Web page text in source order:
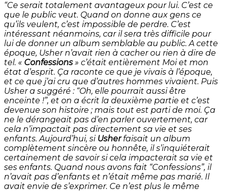
“Ce serait totalement avantageux pour lui. C’est ce
que le public veut. Quand on donne aux gens ce
qu’ils veulent, c’est impossible de perdre. C’est
intéressant néanmoins, car il sera très difficile pour
lui de donner un album semblable au public. A cette
époque, Usher n’avait rien à cacher ou rien à dire de
tel. « Confessions» c’était entièrement Moi et mon
état d’esprit. Ça raconte ce que je vivais à l’époque,
et ce que j’ai cru que d’autres hommes vivaient. Puis
Usher a suggéré : “Oh, elle pourrait aussi être
enceinte !”, et on a écrit la deuxième partie et c’est
devenue son histoire ; mais tout est parti de moi. Ça
ne le dérangeait pas d’en parler ouvertement, car
cela n’impactait pas directement sa vie et ses
enfants. Aujourd’hui, si Usherfaisait un album
complètement sincère ou honnête, il s’inquiéterait
certainement de savoir si cela impacterait sa vie et
ses enfants. Quand nous avons fait “Confessions”, il
n’avait pas d’enfants et n’était même pas marié. Il
avait envie de s’exprimer. Ce n’est plus le même